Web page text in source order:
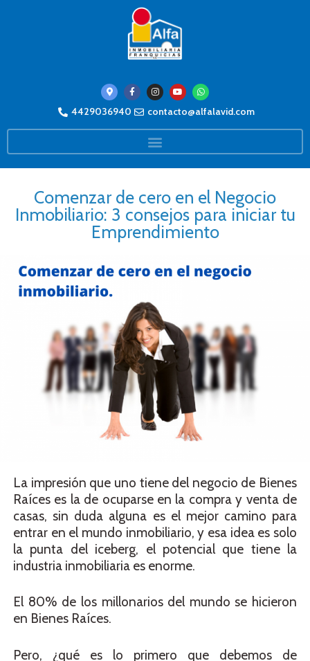
4429036940 contacto@alfalavid.com
Comenzar de cero en el Negocio
Inmobiliario: 3 consejos para iniciar tu
Emprendimiento
La impresión que uno tiene del negocio de Bienes
Raíces es la de ocuparse en la compra y venta de
casas, sin duda alguna es el mejor camino para
entrar en el mundo inmobiliario, y esa idea es solo
la punta del iceberg, el potencial que tiene la
industria inmobiliaria es enorme.
El 80% de los millonarios del mundo se hicieron
en Bienes Raíces.
Pero, ¿qué es lo primero que debemos de